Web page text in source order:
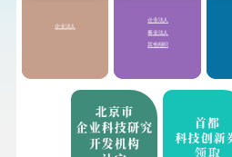
准予在计算应
得额时扣除；超过部
企业法人
企业法人
事业法人
其他组织
重
预